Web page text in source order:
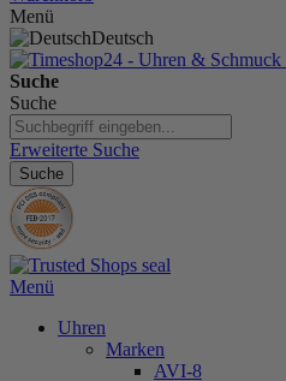
Menü
Deutsch
Suche
Suche
Erweiterte Suche
Suche
Menü
Uhren
Marken
AVI-8